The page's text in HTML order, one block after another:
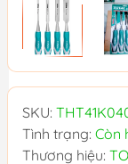
SKU:
Tình trạng: Còn
Thương hiệu: